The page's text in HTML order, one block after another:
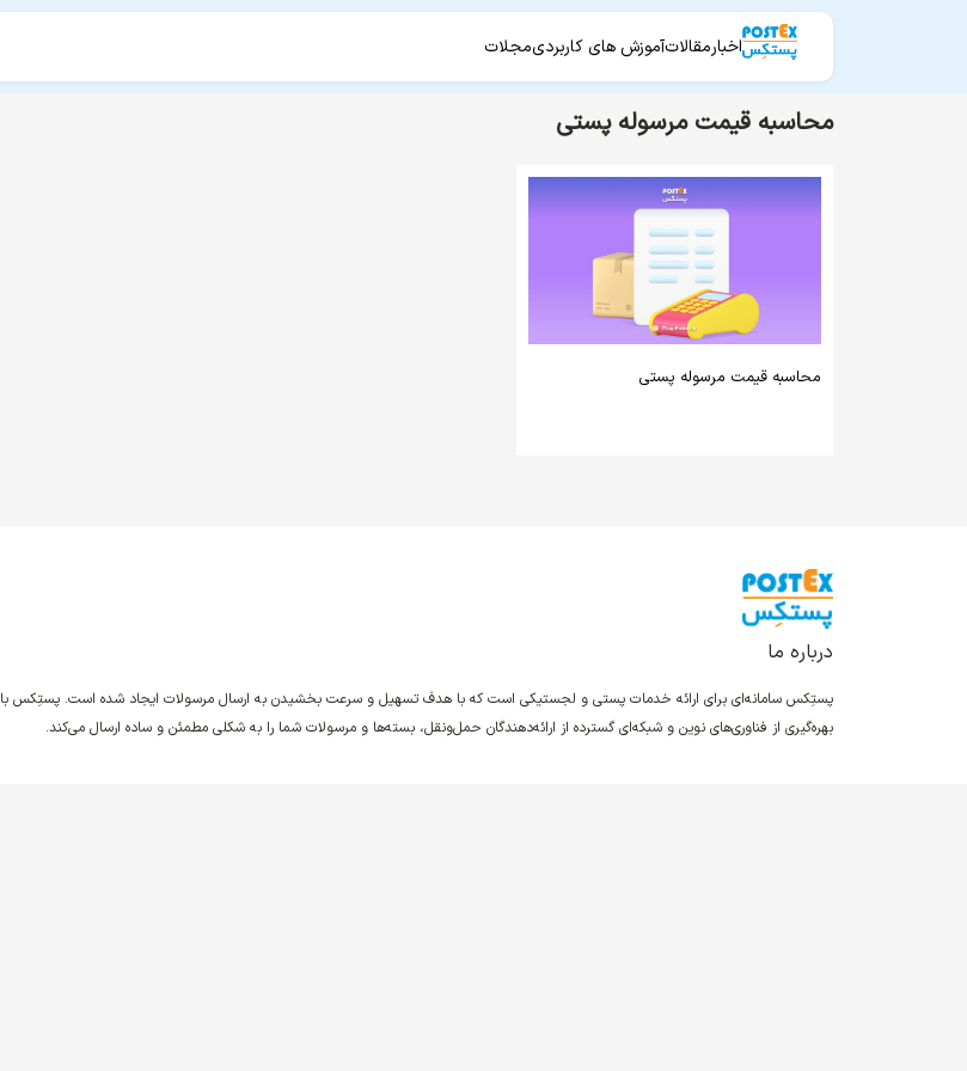
اخبارمقالاتآموزش های کاربردیمجلات
محاسبه قیمت مرسوله پستی
محاسبه قیمت مرسوله پستی
درباره ما
پستِکس سامانه‌ای برای ارائه خدمات پستی و لجستیکی است که با هدف تسهیل و سرعت بخشیدن به ارسال مرسولات ایجاد شده است. پستِکس با
بهره‌گیری از فناوری‌های نوین و شبکه‌ای گسترده از ارائه‌دهندگان حمل‌ونقل، بسته‌ها و مرسولات شما را به شکلی مطمئن و ساده ارسال می‌کند.